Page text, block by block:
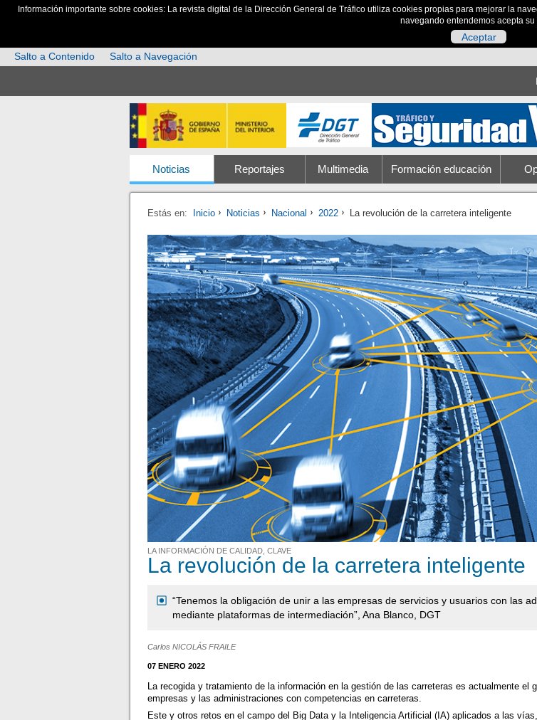
Información importante sobre cookies: La revista digital de la Dirección General de Tráfico utiliza cookies propias para mejorar la
navegando entendemos acepta su
Aceptar
Salto a Contenido
Salto a Navegación
Noticias Reportajes Multimedia Formación educación
Estás en: Inicio Noticias Nacional 2022 La revolución de la carretera inteligente
LA INFORMACIÓN DE CALIDAD, CLAVE
La revolución de la carretera inteligente
“Tenemos la obligación de unir a las empresas de servicios y usuarios con las
mediante plataformas de intermediación”, Ana Blanco, DGT
Carlos NICOLÁS FRAILE
07 ENERO 2022
La recogida y tratamiento de la información en la gestión de las carreteras es actualmente el
empresas y las administraciones con competencias en carreteras.
Este y otros retos en el campo del Big Data y la Inteligencia Artificial (IA) aplicados a las